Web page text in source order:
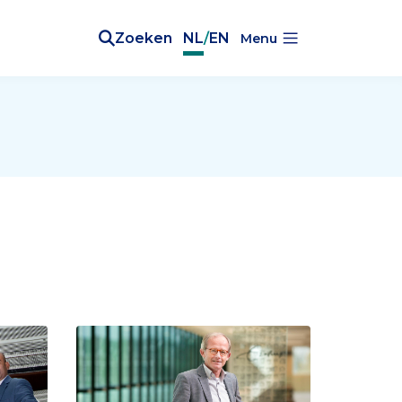
Zoeken NL/EN Menu